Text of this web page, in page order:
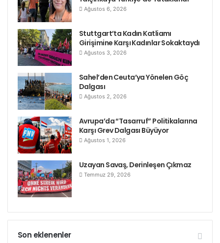
Ağustos 6, 2026
Stuttgart’ta Kadın Katliamı
Girişimine Karşı Kadınlar Sokaktaydı
Ağustos 3, 2026
Sahel’den Ceuta’ya Yönelen Göç
Dalgası
Ağustos 2, 2026
Avrupa’da “Tasarruf” Politikalarına
Karşı Grev Dalgası Büyüyor
Ağustos 1, 2026
Uzayan Savaş, Derinleşen Çıkmaz
Temmuz 29, 2026
Son eklenenler